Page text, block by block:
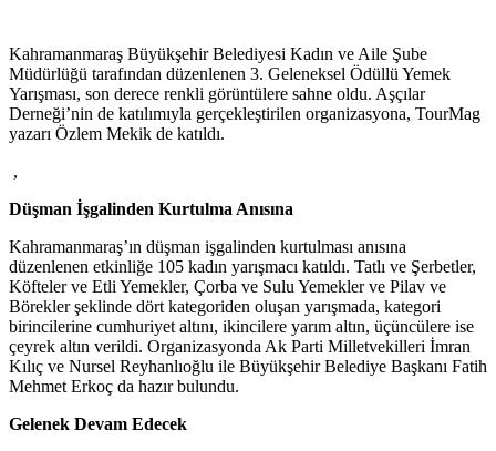
Kahramanmaraş Büyükşehir Belediyesi Kadın ve Aile Şube
Müdürlüğü tarafından düzenlenen 3. Geleneksel Ödüllü Yemek
Yarışması, son derece renkli görüntülere sahne oldu. Aşçılar
Derneği’nin de katılımıyla gerçekleştirilen organizasyona, TourMag
yazarı Özlem Mekik de katıldı.
,
Düşman İşgalinden Kurtulma Anısına
Kahramanmaraş’ın düşman işgalinden kurtulması anısına
düzenlenen etkinliğe 105 kadın yarışmacı katıldı. Tatlı ve Şerbetler,
Köfteler ve Etli Yemekler, Çorba ve Sulu Yemekler ve Pilav ve
Börekler şeklinde dört kategoriden oluşan yarışmada, kategori
birincilerine cumhuriyet altını, ikincilere yarım altın, üçüncülere ise
çeyrek altın verildi. Organizasyonda Ak Parti Milletvekilleri İmran
Kılıç ve Nursel Reyhanlıoğlu ile Büyükşehir Belediye Başkanı Fatih
Mehmet Erkoç da hazır bulundu.
Gelenek Devam Edecek